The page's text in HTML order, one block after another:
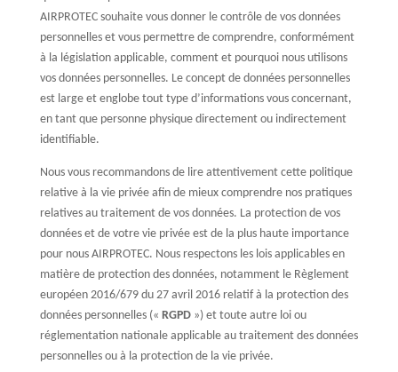
AIRPROTEC souhaite vous donner le contrôle de vos données
personnelles et vous permettre de comprendre, conformément
à la législation applicable, comment et pourquoi nous utilisons
vos données personnelles. Le concept de données personnelles
est large et englobe tout type d’informations vous concernant,
en tant que personne physique directement ou indirectement
identifiable.
Nous vous recommandons de lire attentivement cette politique
relative à la vie privée afin de mieux comprendre nos pratiques
relatives au traitement de vos données. La protection de vos
données et de votre vie privée est de la plus haute importance
pour nous AIRPROTEC. Nous respectons les lois applicables en
matière de protection des données, notamment le Règlement
européen 2016/679 du 27 avril 2016 relatif à la protection des
données personnelles (« RGPD ») et toute autre loi ou
réglementation nationale applicable au traitement des données
personnelles ou à la protection de la vie privée.